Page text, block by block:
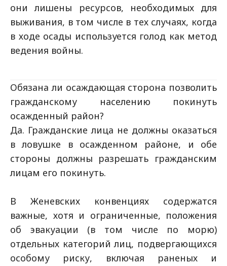
они лишены ресурсов, необходимых для
выживания, в том числе в тех случаях, когда
в ходе осады используется голод как метод
ведения войны.
Обязана ли осаждающая сторона позволить
гражданскому населению покинуть
осажденный район?
Да. Гражданские лица не должны оказаться
в ловушке в осажденном районе, и обе
стороны должны разрешать гражданским
лицам его покинуть.
В Женевских конвенциях содержатся
важные, хотя и ограниченные, положения
об эвакуации (в том числе по морю)
отдельных категорий лиц, подвергающихся
особому риску, включая раненых и